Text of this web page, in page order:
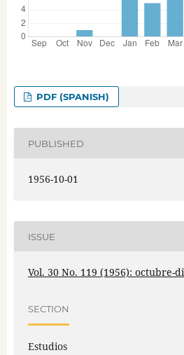
PDF (SPANISH)
PUBLISHED
1956-10-01
ISSUE
Vol. 30 No. 119 (1956): octubre-
SECTION
Estudios